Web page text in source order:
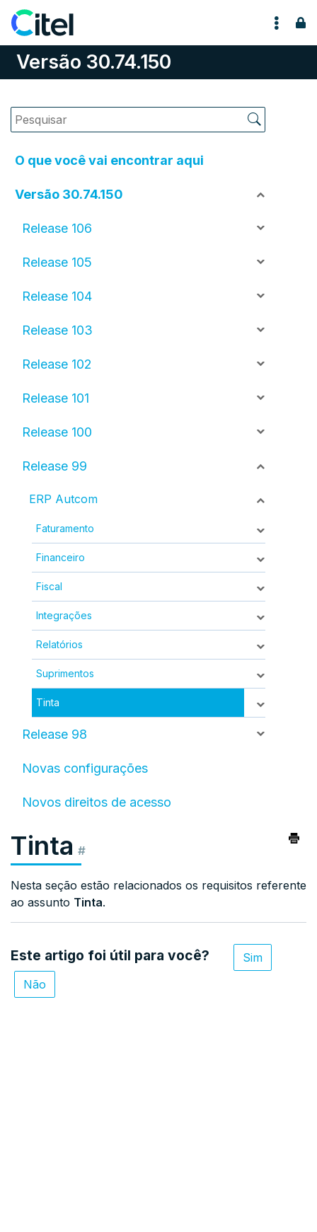
Pular para o conteúdo
Versão 30.74.150
O que você vai encontrar aqui
Versão 30.74.150
Release 106
Release 105
Release 104
Release 103
Release 102
Release 101
Release 100
Release 99
ERP Autcom
Faturamento
Financeiro
Fiscal
Integrações
Relatórios
Suprimentos
Tinta
Release 98
Novas configurações
Novos direitos de acesso
Tinta #
Nesta seção estão relacionados os requisitos referente
ao assunto Tinta.
Este artigo foi útil para você?
Sim
Não